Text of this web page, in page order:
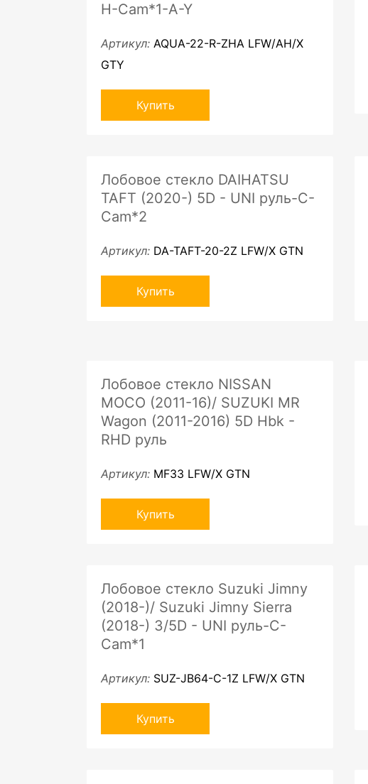
H-Cam*1-A-Y
Артикул: AQUA-22-R-ZHA LFW/AH/X
GTY
Купить
Лобовое стекло DAIHATSU
TAFT (2020-) 5D - UNI руль-C-
Cam*2
Артикул: DA-TAFT-20-2Z LFW/X GTN
Купить
Лобовое стекло NISSAN
MOCO (2011-16)/ SUZUKI MR
Wagon (2011-2016) 5D Hbk -
RHD руль
Артикул: MF33 LFW/X GTN
Купить
Лобовое стекло Suzuki Jimny
(2018-)/ Suzuki Jimny Sierra
(2018-) 3/5D - UNI руль-C-
Cam*1
Артикул: SUZ-JB64-C-1Z LFW/X GTN
Купить